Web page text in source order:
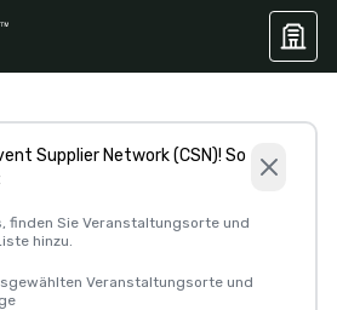
Supplier Network (CSN)! So
finden Sie Veranstaltungsorte und
hinzu.
Veranstaltungsorte und